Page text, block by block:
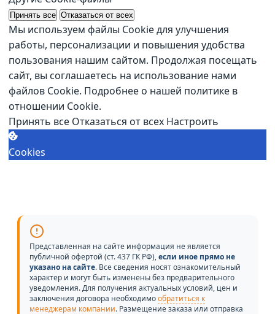
Принять все Отказаться от всех
Мы используем файлы Cookie для улучшения
работы, персонализации и повышения удобства
пользования нашим сайтом. Продолжая посещать
сайт, вы соглашаетесь на использование нами
файлов Cookie. Подробнее о нашей политике в
отношении Cookie.
Принять все Отказаться от всех Настроить
Cookies
Представленная на сайте информация не является
публичной офертой (ст. 437 ГК РФ),если иное прямо не
указано на сайте. Все сведения носят ознакомительный
характер и могут быть изменены без предварительного
уведомления. Для получения актуальных условий, цен и
заключения договора необходимообратиться к
менеджерам компании. Размещение заказа или отправка